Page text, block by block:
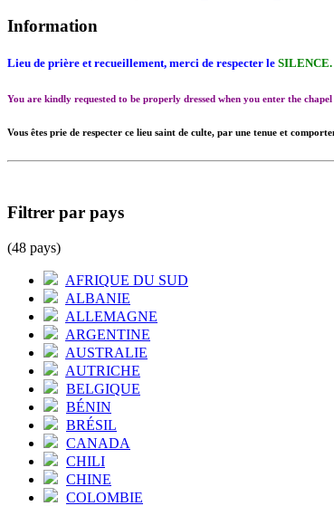
Information
Lieu de prière et recueillement, merci de respecter le SILENCE.
You are kindly requested to be properly dressed when you enter the
Vous êtes prie de respecter ce lieu saint de culte, par une tenue et
Filtrer par pays
(48 pays)
AFRIQUE DU SUD
ALBANIE
ALLEMAGNE
ARGENTINE
AUSTRALIE
AUTRICHE
BELGIQUE
BÉNIN
BRÉSIL
CANADA
CHILI
CHINE
COLOMBIE